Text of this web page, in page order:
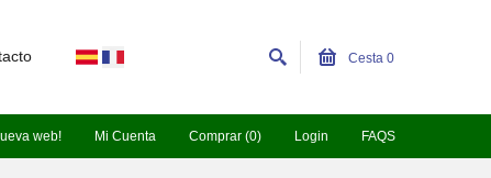
web! Mi Cuenta Comprar (0) Login FAQS
Cesta 0